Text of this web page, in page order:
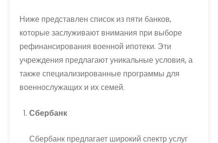
Ниже представлен список из пяти банков,
которые заслуживают внимания при выборе
рефинансирования военной ипотеки. Эти
учреждения предлагают уникальные условия, а
также специализированные программы для
военнослужащих и их семей.
Сбербанк
Сбербанк предлагает широкий спектр услуг